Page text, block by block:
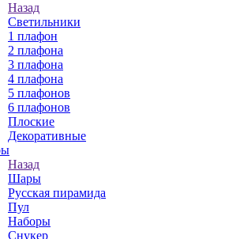
Назад
Светильники
1 плафон
2 плафона
3 плафона
4 плафона
5 плафонов
6 плафонов
Плоские
Декоративные
Назад
Шары
Русская пирамида
Пул
Наборы
Снукер